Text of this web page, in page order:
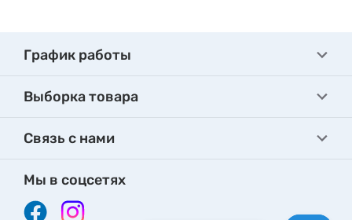
График работы
Выборка товара
Связь с нами
Мы в соцсетях